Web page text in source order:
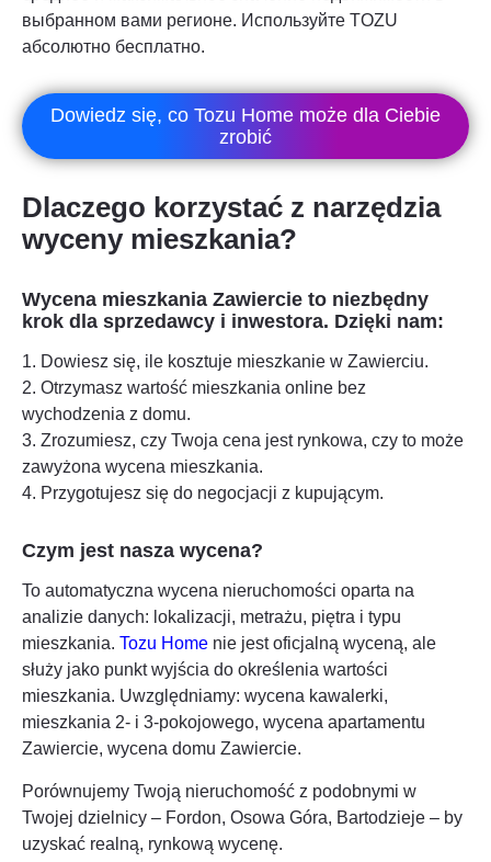
выбранном вами регионе. Используйте TOZU
абсолютно бесплатно.
Dowiedz się, co Tozu Home może dla Ciebie
zrobić
Dlaczego korzystać z narzędzia
wyceny mieszkania?
Wycena mieszkania Zawiercie to niezbędny
krok dla sprzedawcy i inwestora. Dzięki nam:
1. Dowiesz się, ile kosztuje mieszkanie w Zawierciu.
2. Otrzymasz wartość mieszkania online bez
wychodzenia z domu.
3. Zrozumiesz, czy Twoja cena jest rynkowa, czy to może
zawyżona wycena mieszkania.
4. Przygotujesz się do negocjacji z kupującym.
Czym jest nasza wycena?
To automatyczna wycena nieruchomości oparta na
analizie danych: lokalizacji, metrażu, piętra i typu
mieszkania. Tozu Home nie jest oficjalną wyceną, ale
służy jako punkt wyjścia do określenia wartości
mieszkania. Uwzględniamy: wycena kawalerki,
mieszkania 2- i 3-pokojowego, wycena apartamentu
Zawiercie, wycena domu Zawiercie.
Porównujemy Twoją nieruchomość z podobnymi w
Twojej dzielnicy – Fordon, Osowa Góra, Bartodzieje – by
uzyskać realną, rynkową wycenę.